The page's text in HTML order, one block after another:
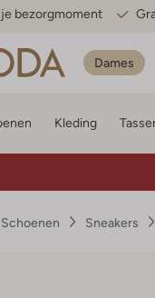
bezorgmoment
Dames
Kleding
Schoenen Sneakers